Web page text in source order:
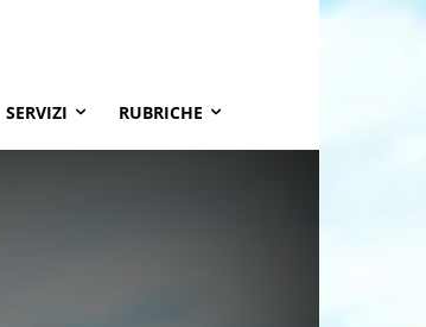
SERVIZI RUBRICHE